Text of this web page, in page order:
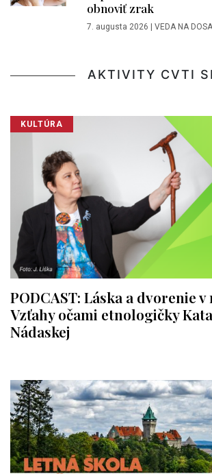
obnoviť zrak
7. augusta 2026 VEDA NA
AKTIVITY CVTI
KULTÚRA
PODCAST: Láska a dvorenie
Vzťahy očami etnologičky
Nádaskej